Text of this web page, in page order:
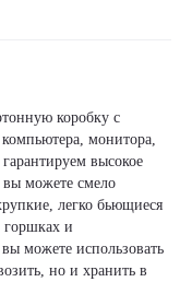
коробку с
монитора,
высокое
вы можете смело
легко бьющиеся
горшках и
можете использовать
но и хранить в